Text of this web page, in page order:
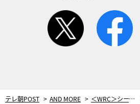
twitter
テレ朝POST AND MORE ＜WRC＞シーズン中もっとも“悪路”のラリー、王者オジェが制す「宝くじみたいなもの」